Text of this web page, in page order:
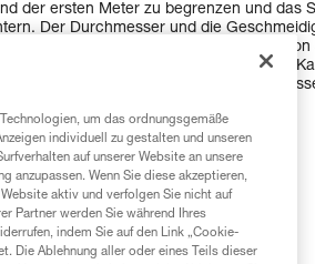
der ersten Meter zu begrenzen und das
Der Durchmesser und die
innen und die Benutzung
erhältlich. Länge, Endverbindungen und
den Anforderungen der Struktur
Händler finden
um das ordnungsgemäße
individuell zu gestalten und unseren
auf unserer Website an unsere
anzupassen. Wenn Sie diese akzeptieren,
aktiv und verfolgen Sie nicht auf
Partner werden Sie während Ihres
indem Sie auf den Link „Cookie-
Die Ablehnung aller oder eines Teils dieser